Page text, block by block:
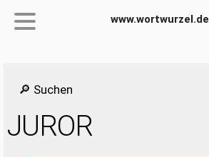
www.wortwurzel.de
🔎 Suchen
JUROR